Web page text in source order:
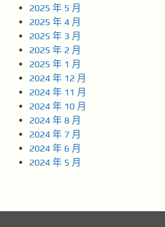
2025 年 5 月
2025 年 4 月
2025 年 3 月
2025 年 2 月
2025 年 1 月
2024 年 12 月
2024 年 11 月
2024 年 10 月
2024 年 8 月
2024 年 7 月
2024 年 6 月
2024 年 5 月